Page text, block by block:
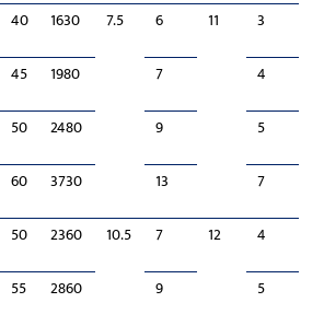
40 1630 7.5 6 11 3
45 1980 7 4
50 2480 9 5
60 3730 13 7
50 2360 10.5 7 12 4
55 2860 9 5